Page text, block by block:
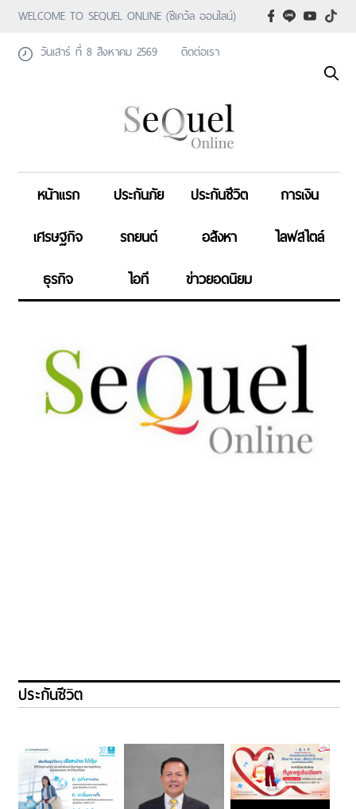
WELCOME TO SEQUEL ONLINE (ซีเคว้ล ออนไลน์)
วันเสาร์ ที่ 8 สิงหาคม 2569
ติดต่อเรา
หน้าแรก ประกันภัย ประกันชีวิต
การเงิน
เศรษฐกิจ
รถยนต์ อสังหา
ไลฟสไตล์
ธุรกิจ
ไอที ข่าวยอดนิยม
ประกันชีวิต